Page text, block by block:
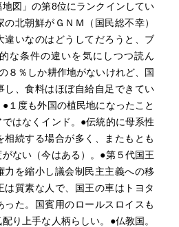
ももう少し勉強して日本やアメリ
政治や体制と比較してみたいと思
図」の第8位にランクインしてい
北朝鮮がＧＮＭ（国民総不幸）
違いなのはどうしてだろうと、ブ
な条件の違いを気にしつつ読ん
８％しか耕作地がないけれど、国
し、食料はほぼ自給自足できてい
１度も外国の植民地になったこと
はなくインド。●伝統的に母系性
相続する場合が多く、またもとも
ない（今はある）。●第５代国王
力を縮小し議会制民主主義への移
は質素な人で、国王の車はトヨタ
った。国賓用のロールスロイスも
り上手な人柄らしい。●仏教国。